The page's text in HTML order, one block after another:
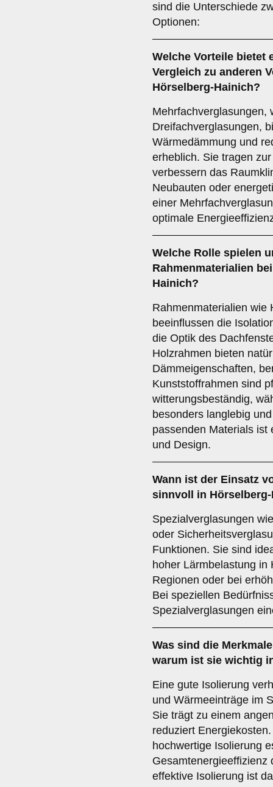
sind die Unterschiede
Optionen:
Welche Vorteile bietet
Vergleich zu anderen
Hörselberg-Hainich?
Mehrfachverglasungen,
Dreifachverglasungen,
Wärmedämmung und
erheblich. Sie tragen
verbessern das
Neubauten oder
einer
optimale
Welche Rolle spielen
Rahmenmaterialien
Hainich?
Rahmenmaterialien wie
beeinflussen die
die Optik des
Holzrahmen bieten
Dämmeigenschaften,
Kunststoffrahmen sind
witterungsbeständig,
besonders langlebig
passenden Materials ist
und Design.
Wann ist der Einsatz
sinnvoll in
Spezialverglasungen
oder
Funktionen. Sie sind
hoher Lärmbelastung in
Regionen oder bei
Bei speziellen
Spezialverglasungen
Was sind die
warum ist sie wichtig
Eine gute Isolierung
und Wärmeeinträge im
Sie trägt zu einem
reduziert
hochwertige Isolierung
Gesamtenergieeffizienz
effektive Isolierung ist